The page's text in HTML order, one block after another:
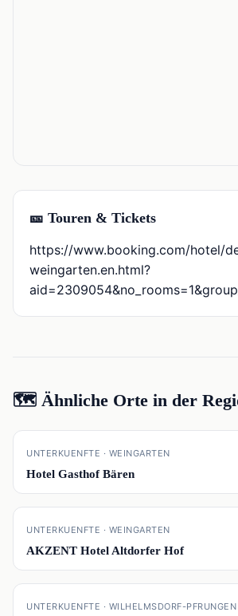
🎫 Touren & Tickets
https://www.booking.com/hotel/
weingarten.en.html?
🗺️ Ähnliche Orte in der
📍
UNTERKUENFTE · WEINGARTEN
Hotel Gasthof Bären
📍
UNTERKUENFTE · WEINGARTEN
AKZENT Hotel Altdorfer Hof
📍
UNTERKUENFTE · WILHELMSDORF-PFRUNGEN